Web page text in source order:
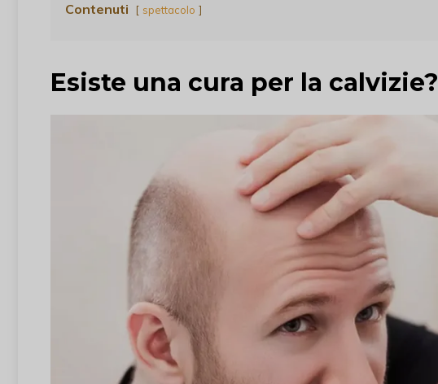
Contenuti spettacolo
Esiste una cura per la calvizie?